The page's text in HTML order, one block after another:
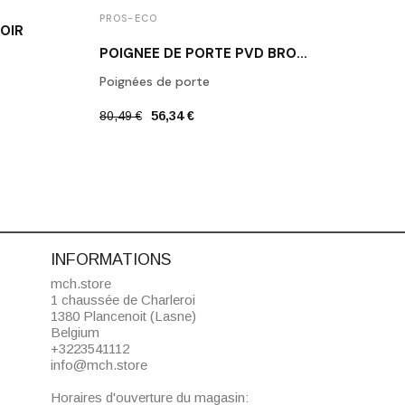
PROS-ECO
POIGNÉE DE PORTE PVD BRONZE CLAIR LOUISE
Poignées de porte
80,49 € 56,34 €
INFORMATIONS
mch.store
1 chaussée de Charleroi
1380 Plancenoit (Lasne)
Belgium
+3223541112
info@mch.store
Horaires d'ouverture du magasin: